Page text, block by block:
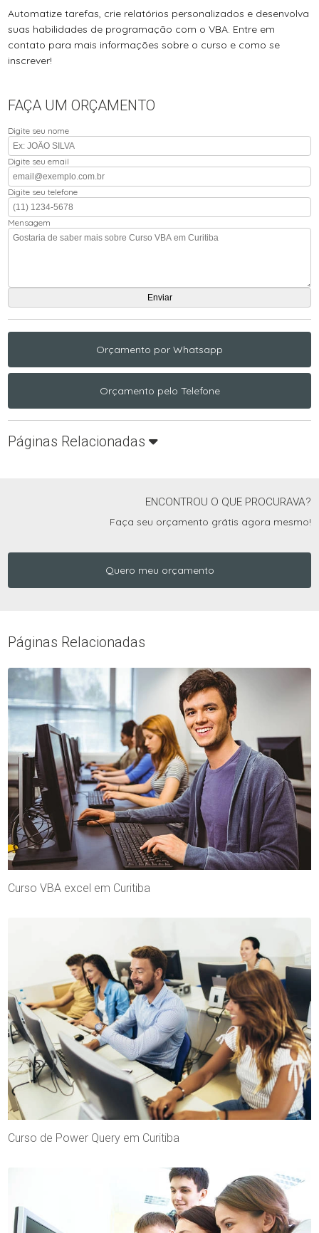
Automatize tarefas, crie relatórios personalizados e desenvolva
suas habilidades de programação com o VBA. Entre em
contato para mais informações sobre o curso e como se
inscrever!
FAÇA UM ORÇAMENTO
Digite seu nome
Digite seu email
Digite seu telefone
Mensagem
Orçamento por Whatsapp
Orçamento pelo Telefone
Páginas Relacionadas
ENCONTROU O QUE PROCURAVA?
Faça seu orçamento grátis agora mesmo!
Quero meu orçamento
Páginas Relacionadas
Curso VBA excel em Curitiba
Curso de Power Query em Curitiba